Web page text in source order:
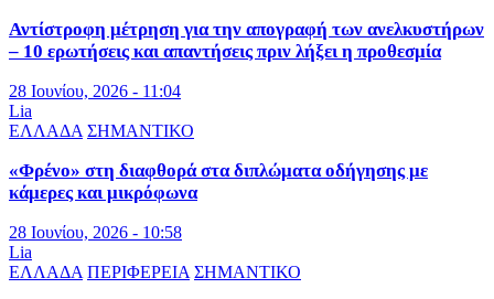
Αντίστροφη μέτρηση για την απογραφή των ανελκυστήρων
– 10 ερωτήσεις και απαντήσεις πριν λήξει η προθεσμία
28 Ιουνίου, 2026 - 11:04
Lia
ΕΛΛΑΔΑ ΣΗΜΑΝΤΙΚΟ
«Φρένο» στη διαφθορά στα διπλώματα οδήγησης με
κάμερες και μικρόφωνα
28 Ιουνίου, 2026 - 10:58
Lia
ΕΛΛΑΔΑ ΠΕΡΙΦΕΡΕΙΑ ΣΗΜΑΝΤΙΚΟ